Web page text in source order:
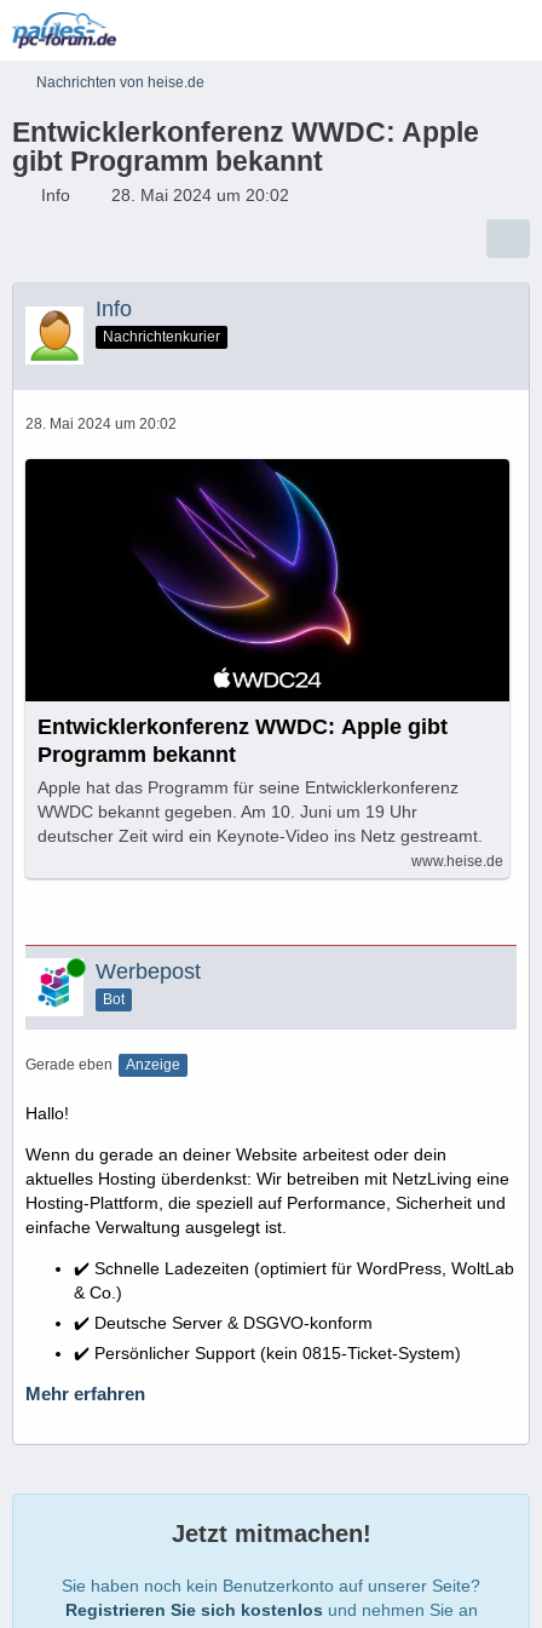
Nachrichten von heise.de
Entwicklerkonferenz WWDC: Apple
gibt Programm bekannt
Info 28. Mai 2024 um 20:02
Info
Nachrichtenkurier
28. Mai 2024 um 20:02
Entwicklerkonferenz WWDC: Apple gibt
Programm bekannt
Apple hat das Programm für seine Entwicklerkonferenz
WWDC bekannt gegeben. Am 10. Juni um 19 Uhr
deutscher Zeit wird ein Keynote-Video ins Netz gestreamt.
www.heise.de
Online Werbepost
Bot
Gerade eben Anzeige
Hallo!
Wenn du gerade an deiner Website arbeitest oder dein
aktuelles Hosting überdenkst: Wir betreiben mit NetzLiving eine
Hosting-Plattform, die speziell auf Performance, Sicherheit und
einfache Verwaltung ausgelegt ist.
✔️ Schnelle Ladezeiten (optimiert für WordPress, WoltLab
& Co.)
✔️ Deutsche Server & DSGVO-konform
✔️ Persönlicher Support (kein 0815-Ticket-System)
Mehr erfahren
Jetzt mitmachen!
Sie haben noch kein Benutzerkonto auf unserer Seite?
Registrieren Sie sich kostenlos und nehmen Sie an